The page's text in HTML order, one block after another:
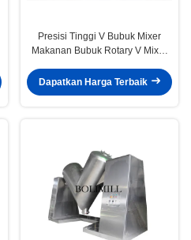
Presisi Tinggi V Bubuk Mixer
Makanan Bubuk Rotary V Mixer
Dapatkan Harga Terbaik